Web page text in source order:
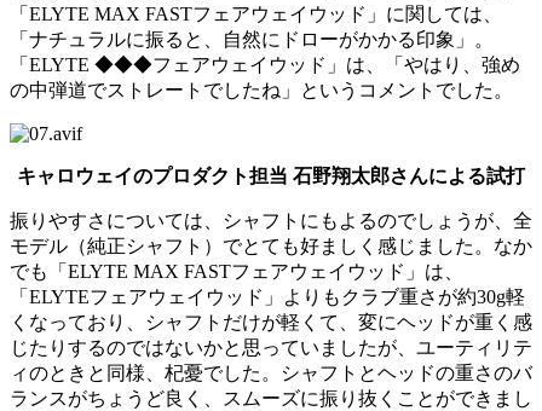
「ELYTE MAX FASTフェアウェイウッド」に関しては、
「ナチュラルに振ると、自然にドローがかかる印象」。
「ELYTE ◆◆◆フェアウェイウッド」は、「やはり、強め
の中弾道でストレートでしたね」というコメントでした。
キャロウェイのプロダクト担当 石野翔太郎さんによる試打
振りやすさについては、シャフトにもよるのでしょうが、全
モデル（純正シャフト）でとても好ましく感じました。なか
でも「ELYTE MAX FASTフェアウェイウッド」は、
「ELYTEフェアウェイウッド」よりもクラブ重さが約30g軽
くなっており、シャフトだけが軽くて、変にヘッドが重く感
じたりするのではないかと思っていましたが、ユーティリテ
ィのときと同様、杞憂でした。シャフトとヘッドの重さのバ
ランスがちょうど良く、スムーズに振り抜くことができまし